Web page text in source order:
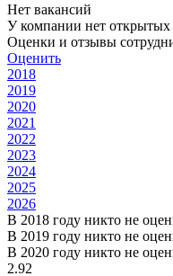
Нет вакансий
У компании нет открытых
Оценки и отзывы
Оценить
2018
2019
2020
2021
2022
2023
2024
2025
2026
В 2018 году никто не
В 2019 году никто не
В 2020 году никто не
2.92